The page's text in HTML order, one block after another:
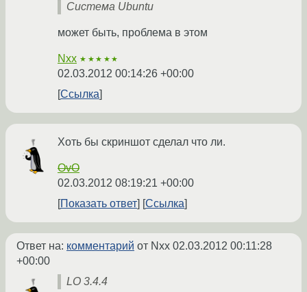
Система Ubuntu
может быть, проблема в этом
Nxx ★★★★★
02.03.2012 00:14:26 +00:00
Ссылка
Хоть бы скриншот сделал что ли.
OvO
02.03.2012 08:19:21 +00:00
Показать ответ
Ссылка
Ответ на: комментарий от Nxx 02.03.2012 00:11:28
+00:00
LO 3.4.4